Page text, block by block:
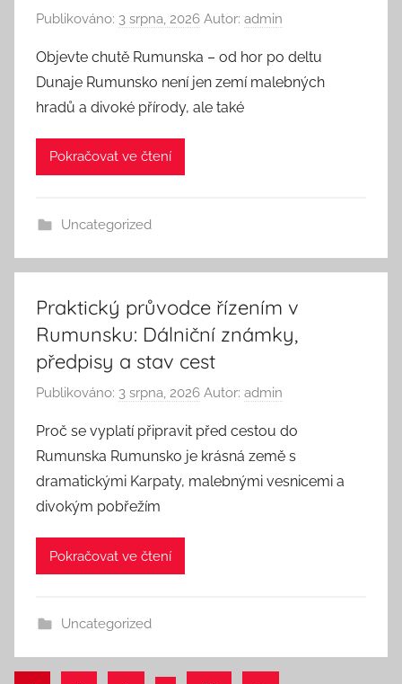
Publikováno: 3 srpna, 2026 Autor: admin
Objevte chutě Rumunska – od hor po deltu
Dunaje Rumunsko není jen zemí malebných
hradů a divoké přírody, ale také
Pokračovat ve čtení
Uncategorized
Praktický průvodce řízením v
Rumunsku: Dálniční známky,
předpisy a stav cest
Publikováno: 3 srpna, 2026 Autor: admin
Proč se vyplatí připravit před cestou do
Rumunska Rumunsko je krásná země s
dramatickými Karpaty, malebnými vesnicemi a
divokým pobřežím
Pokračovat ve čtení
Uncategorized